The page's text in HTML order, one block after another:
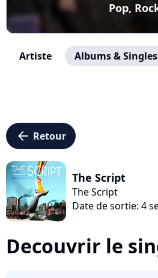
Pop,
Artiste Albums & Singles
arrow_left Retour
The Script
The Script
Date de sortie: 4
Decouvrir le